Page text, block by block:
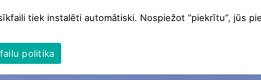
tiek instalēti automātiski. Nospiežot “piekrītu”, jūs
politika